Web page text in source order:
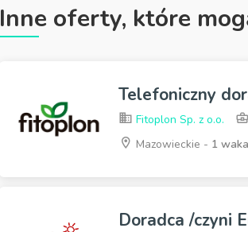
Inne oferty, które
Telefoniczny
Fitoplon Sp. z o.o.
Mazowieckie - 1
Doradca /czyni